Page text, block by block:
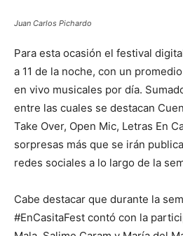
Juan Carlos Pichardo
Para esta ocasión el festival
a 11 de la noche, con un
en vivo musicales por día.
entre las cuales se destacan
Take Over, Open Mic, Letras En
sorpresas más que se irán
redes sociales a lo largo de la
Cabe destacar que durante la
#EnCasitaFest contó con la